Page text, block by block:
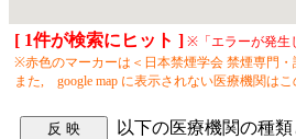
[ 1件が検索にヒット ] ※「エラーが発生
※赤色のマーカーは＜日本禁煙学会 禁煙専門・
また, google map に表示されない医療機関は
以下の医療機関の種